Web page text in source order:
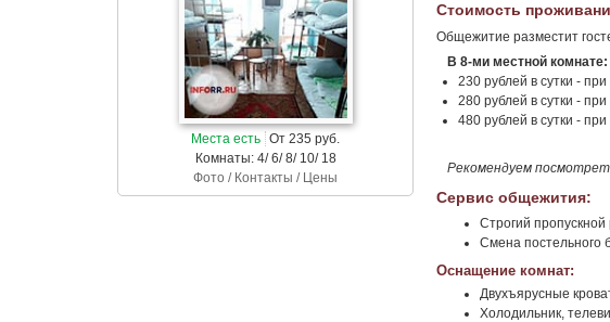
Места есть От 235 руб.
Комнаты: 4/ 6/ 8/ 10/ 18
Фото / Контакты / Цены
Стоимость
Общежитие разместит
В 8-ми местной комнате:
230 рублей в сутки -
280 рублей в сутки -
480 рублей в сутки -
Рекомендуем
Сервис общежития:
Строгий
Смена постельного
Оснащение комнат:
Двухъярусные
Холодильник,